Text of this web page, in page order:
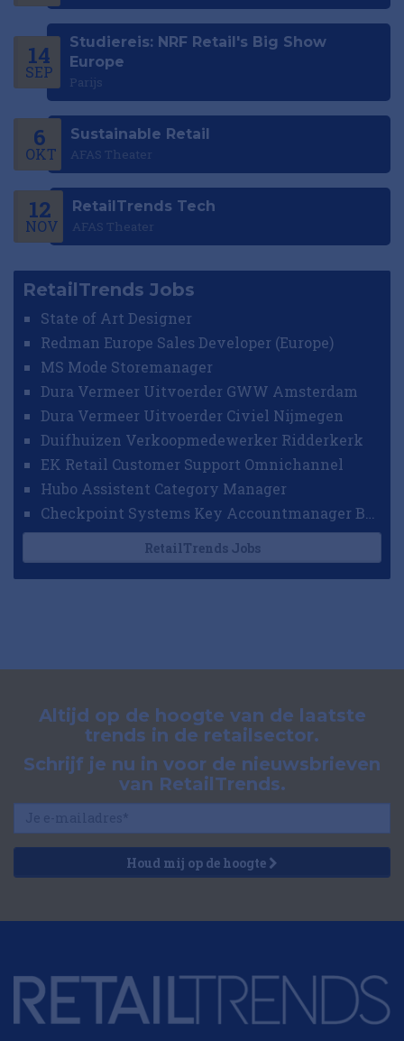
14
SEP
Studiereis: NRF Retail's Big Show
Europe
Parijs
6
OKT
Sustainable Retail
AFAS Theater
12
NOV
RetailTrends Tech
AFAS Theater
RetailTrends Jobs
State of Art Designer
Redman Europe Sales Developer (Europe)
MS Mode Storemanager
Dura Vermeer Uitvoerder GWW Amsterdam
Dura Vermeer Uitvoerder Civiel Nijmegen
Duifhuizen Verkoopmedewerker Ridderkerk
EK Retail Customer Support Omnichannel
Hubo Assistent Category Manager
RetailTrends Jobs
Altijd op de hoogte van de laatste
trends in de retailsector.
Schrijf je nu in voor de nieuwsbrieven
van RetailTrends.
Houd mij op de hoogte